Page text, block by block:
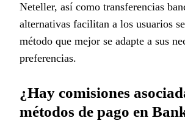
Neteller, así como transferencias
alternativas facilitan a los usuarios
método que mejor se adapte a sus
preferencias.
¿Hay comisiones
métodos de pago en